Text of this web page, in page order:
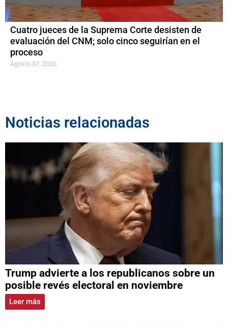
Cuatro jueces de la Suprema Corte desisten de
evaluación del CNM; solo cinco seguirían en el
proceso
Agosto 07, 2026
Noticias relacionadas
Trump advierte a los republicanos sobre un
posible revés electoral en noviembre
Leer más